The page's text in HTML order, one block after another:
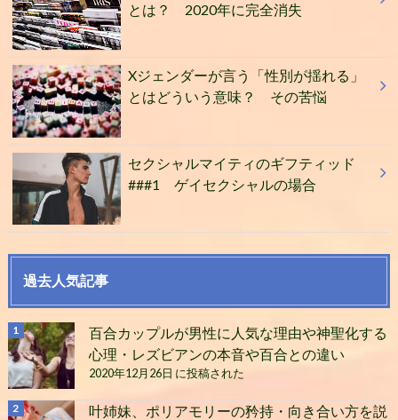
とは？ 2020年に完全消失
Xジェンダーが言う「性別が揺れる」
とはどういう意味？ その苦悩
セクシャルマイティのギフティッド
###1 ゲイセクシャルの場合
過去人気記事
百合カップルが男性に人気な理由や神聖化する
心理・レズビアンの本音や百合との違い
2020年12月26日 に投稿された
叶姉妹、ポリアモリーの矜持・向き合い方を説